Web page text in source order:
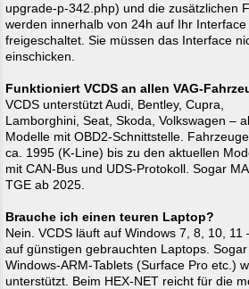
upgrade-p-342.php) und die zusätzlichen
werden innerhalb von 24h auf Ihr Interface
freigeschaltet. Sie müssen das Interface
einschicken.
Funktioniert VCDS an allen VAG-
VCDS unterstützt Audi, Bentley, Cupra,
Lamborghini, Seat, Skoda, Volkswagen –
Modelle mit OBD2-Schnittstelle.
ca. 1995 (K-Line) bis zu den aktuellen
mit CAN-Bus und UDS-Protokoll. Sogar
TGE ab 2025.
Brauche ich einen teuren Laptop?
Nein. VCDS läuft auf Windows 7, 8, 10, 11
auf günstigen gebrauchten Laptops. Sogar
Windows-ARM-Tablets (Surface Pro etc.)
unterstützt. Beim HEX-NET reicht für die